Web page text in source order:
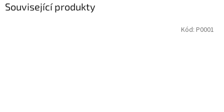
Související produkty
Kód: P0001